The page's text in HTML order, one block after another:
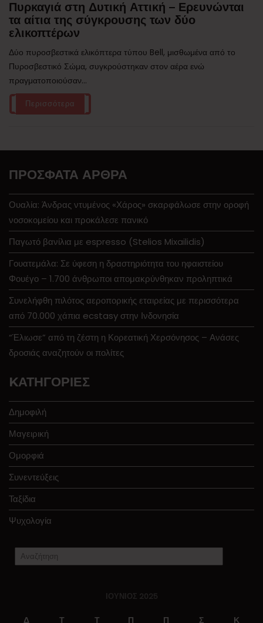
Πυρκαγιά στη Δυτική Αττική – Ερευνώνται
τα αίτια της σύγκρουσης των δύο
ελικοπτέρων
Δύο πυροσβεστικά ελικόπτερα τύπου Bell, μισθωμένα από το
Πυροσβεστικό Σώμα, συγκρούστηκαν στον αέρα ενώ
πραγματοποιούσαν...
Περισσότερα
ΠΡΌΣΦΑΤΑ ΆΡΘΡΑ
Ουαλία: Άνδρας ντυμένος «Χάρος» σκαρφάλωσε στην οροφή
νοσοκομείου και προκάλεσε πανικό
Παγωτό βανίλια με espresso (Stelios Mixailidis)
Γουατεμάλα: Σε ύφεση η δραστηριότητα του ηφαιστείου
Φουέγο – 1.700 άνθρωποι απομακρύνθηκαν προληπτικά
Συνελήφθη πιλότος αεροπορικής εταιρείας με περισσότερα
από 70.000 χάπια ecstasy στην Ινδονησία
“Έλιωσε” από τη ζέστη η Κορεατική Χερσόνησος – Ανάσες
δροσιάς αναζητούν οι πολίτες
KΑΤΗΓΟΡΊΕΣ
Δημοφιλή
Μαγειρική
Ομορφιά
Συνεντεύξεις
Ταξίδια
Ψυχολογία
ΙΟΎΝΙΟΣ 2025
Δ Τ Τ Π Π Σ Κ